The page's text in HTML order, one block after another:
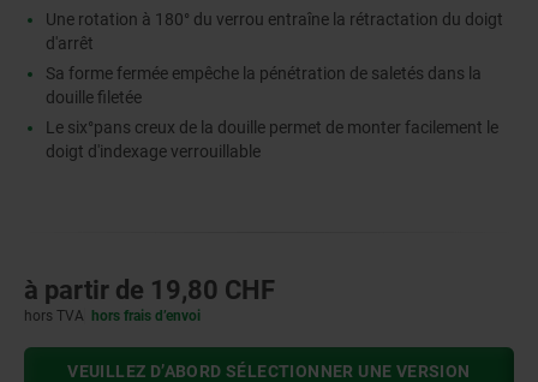
Une rotation à 180° du verrou entraîne la rétractation du doigt
d'arrêt
Sa forme fermée empêche la pénétration de saletés dans la
douille filetée
Le six°pans creux de la douille permet de monter facilement le
doigt d'indexage verrouillable
à partir de 19,80 CHF
hors TVA hors frais d’envoi
VEUILLEZ D’ABORD SÉLECTIONNER UNE VERSION